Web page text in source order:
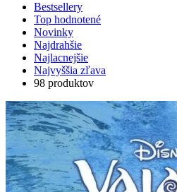
Bestsellery
Top hodnotené
Novinky
Najdrahšie
Najlacnejšie
Najvyššia zľava
98 produktov